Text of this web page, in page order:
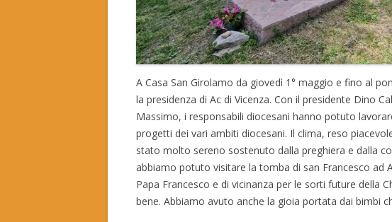
A Casa San Girolamo da giovedì 1° maggio e fino al
la presidenza di Ac di Vicenza. Con il presidente Dino
Massimo, i responsabili diocesani hanno potuto
progetti dei vari ambiti diocesani. Il clima, reso
stato molto sereno sostenuto dalla preghiera e dalla
abbiamo potuto visitare la tomba di san Francesco ad
Papa Francesco e di vicinanza per le sorti future della
bene. Abbiamo avuto anche la gioia portata dai bimbi